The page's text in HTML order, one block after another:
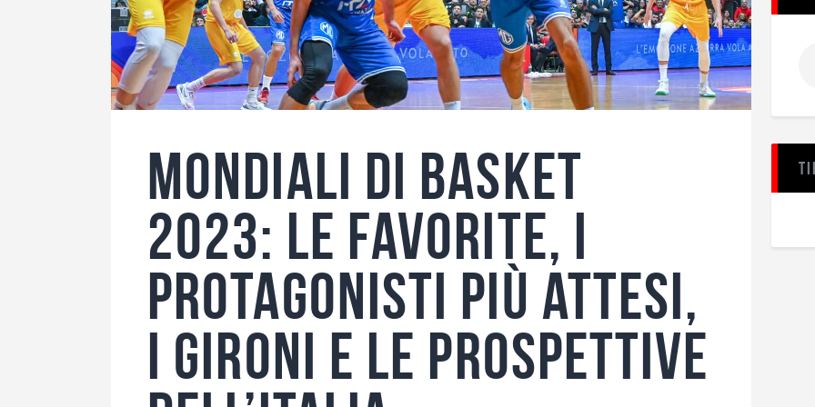
Mondiali di basket
2023: le favorite, i
protagonisti più attesi,
i gironi e le prospettive